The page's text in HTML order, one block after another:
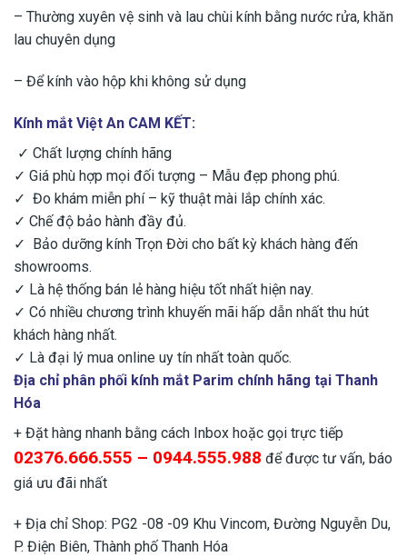
– Thường xuyên vệ sinh và lau chùi kính bằng nước rửa, khăn
lau chuyên dụng
– ​Để kính vào hộp khi không sử dụng
Kính mắt Việt An CAM KẾT:
✓ Chất lượng chính hãng
✓ Giá phù hợp mọi đối tượng – Mẫu đẹp phong phú.
✓ Đo khám miễn phí – kỹ thuật mài lắp chính xác.
✓ Chế độ bảo hành đầy đủ.
✓ Bảo dưỡng kính Trọn Đời cho bất kỳ khách hàng đến
showrooms.
✓ Là hệ thống bán lẻ hàng hiệu tốt nhất hiện nay.
✓ Có nhiều chương trình khuyến mãi hấp dẫn nhất thu hút
khách hàng nhất.
✓ Là đại lý mua online uy tín nhất toàn quốc.
Địa chỉ phân phối kính mắt Parim chính hãng tại Thanh
Hóa
+ Đặt hàng nhanh bằng cách Inbox hoặc gọi trực tiếp
02376.666.555 – 0944.555.988 để được tư vấn, báo
giá ưu đãi nhất
+ Địa chỉ Shop: PG2 -08 -09 Khu Vincom, Đường Nguyễn Du,
P. Điện Biên, Thành phố Thanh Hóa